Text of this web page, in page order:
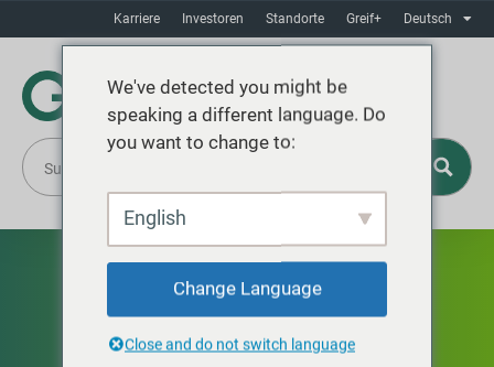
Karriere Investoren Standorte Greif+ Deutsch
Exzellenter
Kundenservice
We've detected you might be
speaking a different language. Do
you want to change to:
English
Change Language
Close and do not switch language